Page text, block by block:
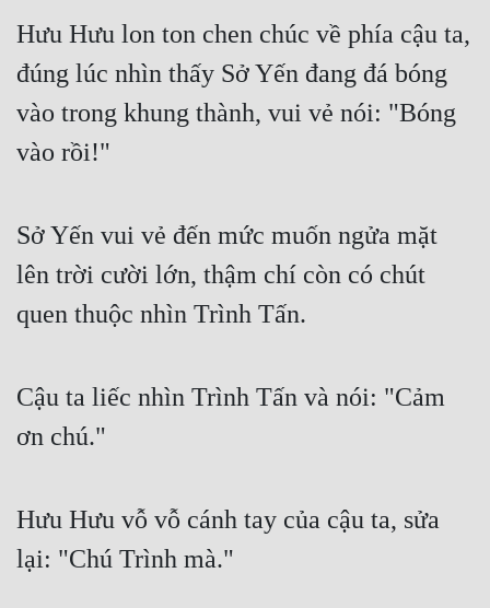
Hưu Hưu lon ton chen chúc về phía cậu ta,
đúng lúc nhìn thấy Sở Yến đang đá bóng
vào trong khung thành, vui vẻ nói: "Bóng
vào rồi!"
Sở Yến vui vẻ đến mức muốn ngửa mặt
lên trời cười lớn, thậm chí còn có chút
quen thuộc nhìn Trình Tấn.
Cậu ta liếc nhìn Trình Tấn và nói: "Cảm
ơn chú."
Hưu Hưu vỗ vỗ cánh tay của cậu ta, sửa
lại: "Chú Trình mà."